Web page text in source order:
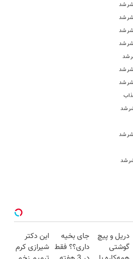
دریل و پیچ
گوشتی
جای بخیه
داری؟؟ فقط
این دکتر
شیرازی کرم